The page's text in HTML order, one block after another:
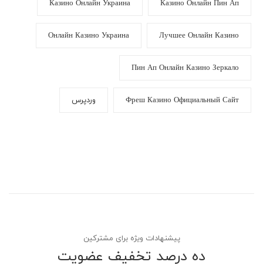
Казино Онлайн Пин Ап
Казино Онлайн Украина
Лучшее Онлайн Казино
Онлайн Казино Украина
Пин Ап Онлайн Казино Зеркало
Фреш Казино Официальный Сайт وردپرس
پیشنهادات ویژه برای مشترکین
ده درصد تخفیف عضویت